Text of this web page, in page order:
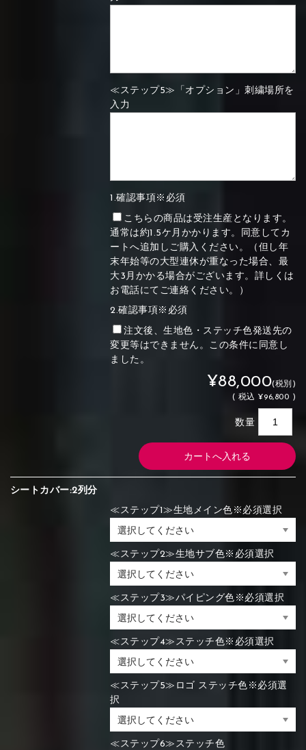
≪ステップ5≫「オプション」刺繍場所を
入力
1.確認事項※必須
こちらの商品は受注生産となります。
通常は約1.5ケ月かかります。同意してカ
ートへ追加しご購入ください。（但し年
末年始等の大型連休が重なった場合、最
大3月かかる場合がございます。詳しくは
お電話にてご連絡ください。）
2.確認事項※必須
注文後、生地色・ステッチ色発送先の
変更等はできません。この条件に同意し
ました。
¥88,000(税別)
( 税込 ¥96,800 )
数量
シートカバー:2列分
≪ステップ1≫生地メイン色※必須選択
≪ステップ2≫生地サブ色※必須選択
≪ステップ3≫パイピング色※必須選択
≪ステップ4≫ステッチ色※必須選択
≪ステップ5≫ロゴ ステッチ色※必須選
択
≪ステップ6≫ステッチ色